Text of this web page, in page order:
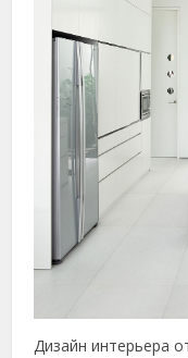
Дизайн интерьера